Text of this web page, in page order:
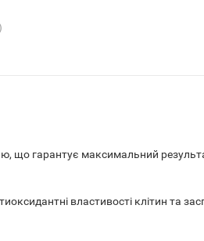
що гарантує максимальний
властивості клітин та